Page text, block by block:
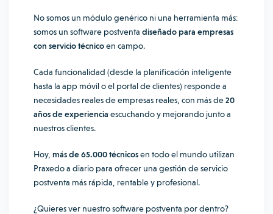
No somos un módulo genérico ni una herramienta más:
somos un software postventa diseñado para empresas
con servicio técnicoen campo.
Cada funcionalidad (desde la planificación inteligente
hasta la app móvil o el portal de clientes) responde a
necesidades reales de empresas reales, con más de20
años de experiencia escuchando y mejorando junto a
nuestros clientes.
Hoy, más de 65.000 técnicosen todo el mundo utilizan
Praxedo a diario para ofrecer una gestión de servicio
postventa más rápida, rentable y profesional.
¿Quieres ver nuestro software postventa por dentro?